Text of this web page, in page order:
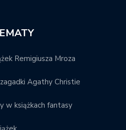
Remigiusza Mroza
Agathy Christie
w książkach fantasy